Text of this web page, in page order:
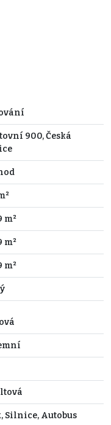
900, Česká
m²
m²
m²
Silnice, Autobus